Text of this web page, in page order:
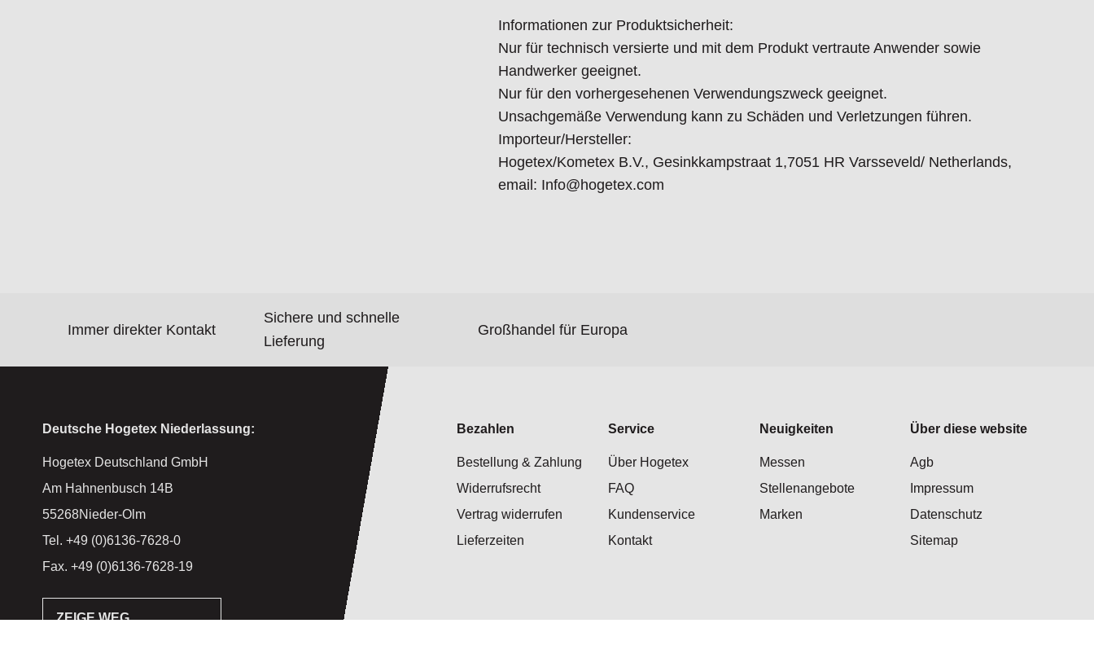
Informationen zur Produktsicherheit:
Nur für technisch versierte und mit dem Produkt vertraute Anwender sowie
Handwerker geeignet.
Nur für den vorhergesehenen Verwendungszweck geeignet.
Unsachgemäße Verwendung kann zu Schäden und Verletzungen führen.
Importeur/Hersteller:
Hogetex/Kometex B.V., Gesinkkampstraat 1,7051 HR Varsseveld/ Netherlands,
email: Info@hogetex.com
Immer direkter Kontakt
Sichere und schnelle
Lieferung
Großhandel für Europa
Deutsche Hogetex Niederlassung:
Hogetex Deutschland GmbH
Am Hahnenbusch 14B
55268Nieder-Olm
Tel. +49 (0)6136-7628-0
Fax. +49 (0)6136-7628-19
ZEIGE WEG
Bezahlen
Bestellung & Zahlung
Widerrufsrecht
Vertrag widerrufen
Lieferzeiten
Service
Über Hogetex
FAQ
Kundenservice
Kontakt
Neuigkeiten
Messen
Stellenangebote
Marken
Über diese website
Agb
Impressum
Datenschutz
Sitemap